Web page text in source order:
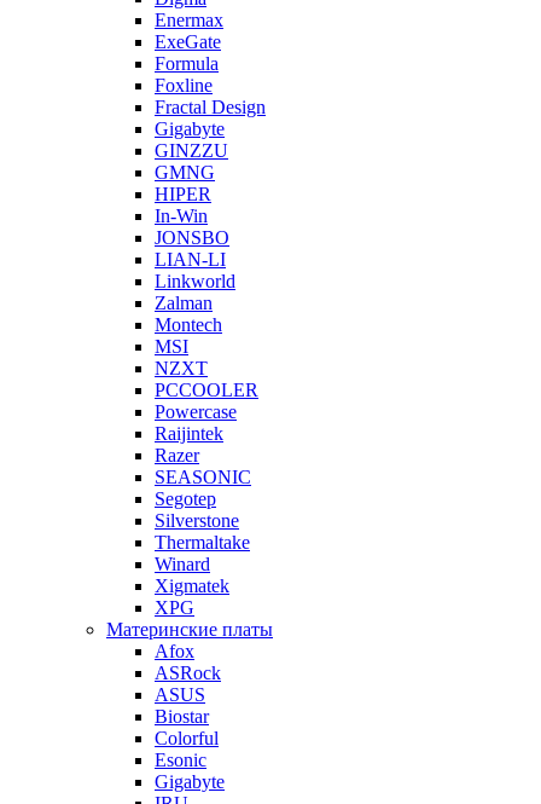
Enermax
ExeGate
Formula
Foxline
Fractal Design
Gigabyte
GINZZU
GMNG
HIPER
In-Win
JONSBO
LIAN-LI
Linkworld
Zalman
Montech
MSI
NZXT
PCCOOLER
Powercase
Raijintek
Razer
SEASONIC
Segotep
Silverstone
Thermaltake
Winard
Xigmatek
XPG
Материнские платы
Afox
ASRock
ASUS
Biostar
Colorful
Esonic
Gigabyte